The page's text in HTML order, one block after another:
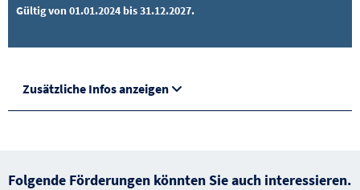
Gültig von 01.01.2024 bis 31.12.2027.
Zusätzliche Infos anzeigen
Folgende Förderungen könnten Sie auch interessieren.